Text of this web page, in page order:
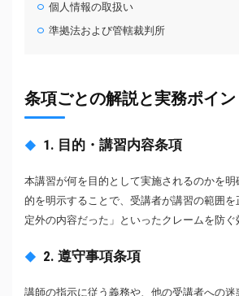
個人情報の取扱い
準拠法および管轄裁判所
条項ごとの解説と実務ポイン
1. 目的・講習内容条項
本講習が何を目的として実施されるのかを明
的を明示することで、受講者が講習の範囲
定外の内容だった」といったクレームを防ぐ
2. 遵守事項条項
講師の指示に従う義務や、他の受講者への